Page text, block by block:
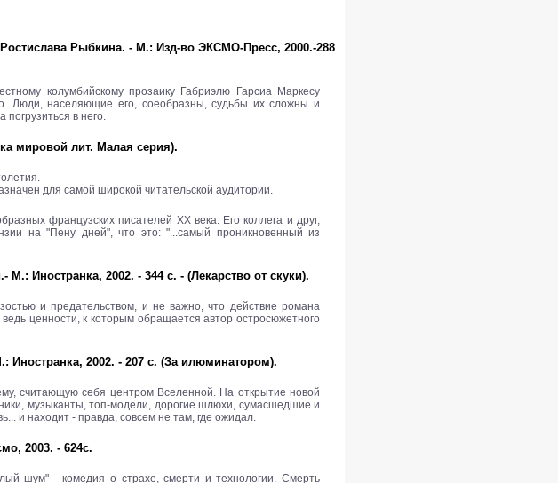
Рыбкина. - М.: Изд-во ЭКСМО-Пресс, 2000.-288
колумбийскому прозаику Габриэлю Гарсиа Маркесу
Люди, населяющие его, соеобразны, судьбы их сложны и
в него.
мировой лит. Малая серия).
для самой широкой читательской аудитории.
французских писателей ХХ века. Его коллега и друг,
на "Пену дней", что это: "...самый проникновенный из
Иностранка, 2002. - 344 с. - (Лекарство от скуки).
и предательством, и не важно, что действие романа
ценности, к которым обращается автор остросюжетного
2002. - 207 с. (За илюминатором).
считающую себя центром Вселенной. На открытие новой
музыканты, топ-модели, дорогие шлюхи, сумасшедшие и
и находит - правда, совсем не там, где ожидал.
2003. - 624с.
шум" - комедия о страхе, смерти и технологии. Смерть